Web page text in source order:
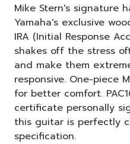
Mike Stern's signature
Yamaha's exclusive
IRA (Initial Response
shakes off the stress
and make them
responsive. One-piece
for better comfort.
certificate personally
this guitar is perfectly
specification.